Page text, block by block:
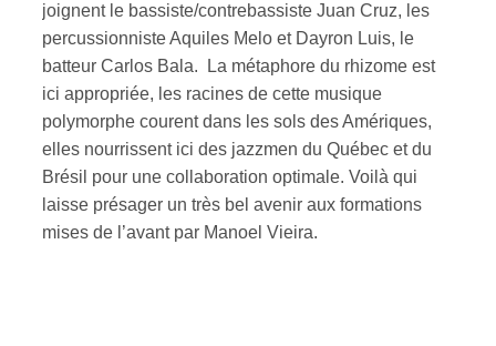
joignent le bassiste/contrebassiste Juan Cruz, les
percussionniste Aquiles Melo et Dayron Luis, le
batteur Carlos Bala. La métaphore du rhizome est
ici appropriée, les racines de cette musique
polymorphe courent dans les sols des Amériques,
elles nourrissent ici des jazzmen du Québec et du
Brésil pour une collaboration optimale. Voilà qui
laisse présager un très bel avenir aux formations
mises de l’avant par Manoel Vieira.